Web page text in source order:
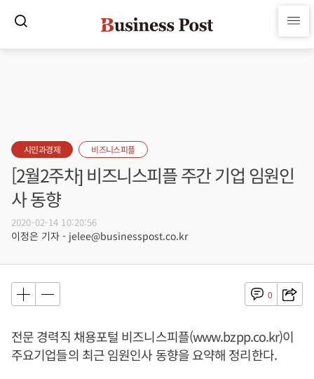
시민과경제 비즈니스피플
[2월2주차] 비즈니스피플 주간 기업 임원인
사 동향
2020-02-14 10:20:56
이정은 기자 - jelee@businesspost.co.kr
0
전문 경력직 채용포털 비즈니스피플(www.bzpp.co.kr)이
주요기업들의 최근 임원인사 동향을 요약해 정리한다.